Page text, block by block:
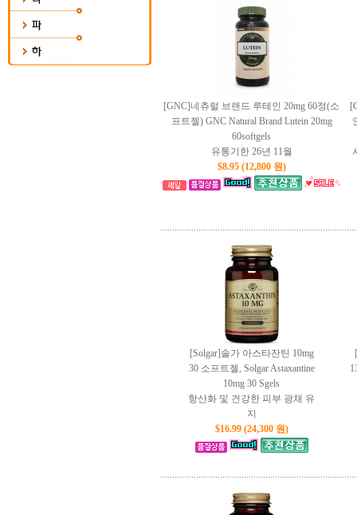
[GNC]네츄럴 브랜드 루테인 20mg 60정(소
프트젤) GNC Natural Brand Lutein 20mg
60softgels
유통기한 26년 11월
$8.95 (12,800 원)
[Solgar]솔가 아스타잔틴 10mg
30 소프트젤, Solgar Astaxantine
10mg 30 Sgels
항산화 및 건강한 피부 광채 유
지
$16.99 (24,300 원)